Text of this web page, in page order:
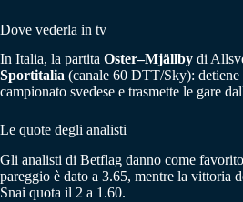
Dove vederla in tv
In Italia, la partita Oster–Mjällby di
Sportitalia (canale 60 DTT/Sky):
campionato svedese e trasmette le gare
Le quote degli analisti
Gli analisti di Betflag danno come
pareggio è dato a 3.65, mentre la vittoria
Snai quota il 2 a 1.60.